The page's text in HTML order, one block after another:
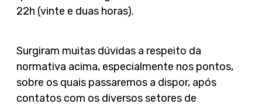
22h (vinte e duas horas).
Surgiram muitas dúvidas a respeito da
normativa acima, especialmente nos pontos,
sobre os quais passaremos a dispor, após
contatos com os diversos setores de